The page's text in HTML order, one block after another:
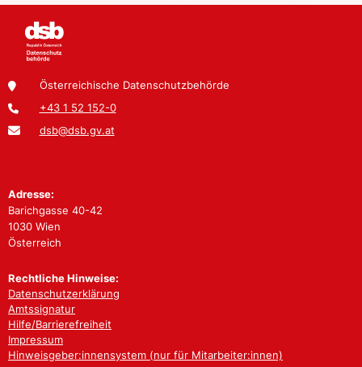
Österreichische Datenschutzbehörde
+43 1 52 152-0
dsb@dsb.gv.at
Adresse:
Barichgasse 40-42
1030 Wien
Österreich
Rechtliche Hinweise:
Datenschutzerklärung
Amtssignatur
Hilfe/Barrierefreiheit
Impressum
Hinweisgeber:innensystem (nur für Mitarbeiter:innen)